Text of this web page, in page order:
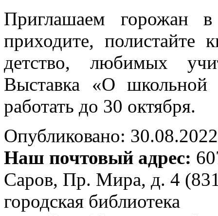
Приглашаем горожан
приходите, полистайте
детство, любимых
Выставка «О
работать до 30 октября.
Опубликовано:
Наш почтовый адрес:
Саров, Пр. Мира, д. 4
городская библиотека